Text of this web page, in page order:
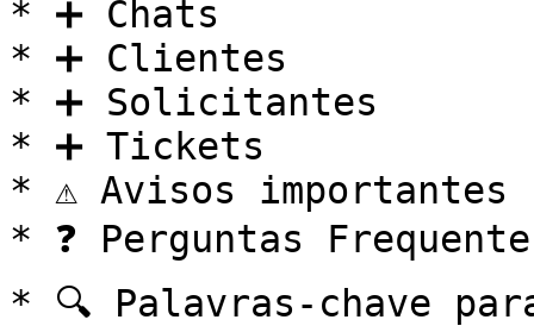
* ➕ Chats
* ➕ Clientes
* ➕ Solicitantes
* ➕ Tickets
* ⚠️ Avisos importantes
* ❓ Perguntas
* 🔍 Palavras-chave